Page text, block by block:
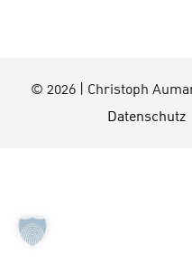
© 2026 | Christoph
Datenschutz